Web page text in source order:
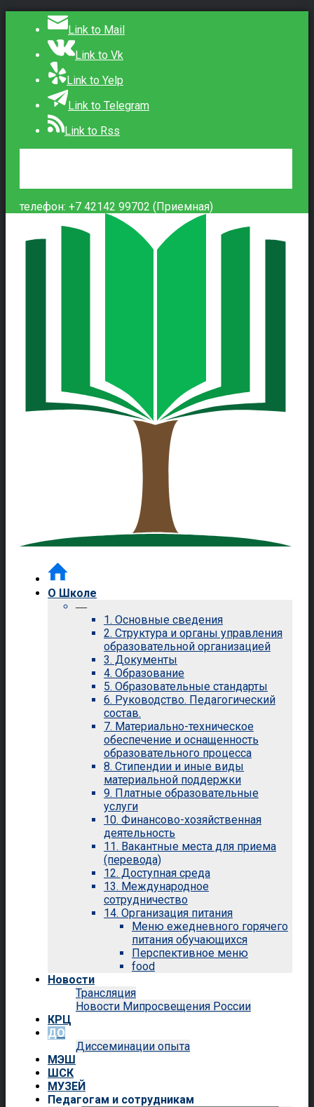
Link to Mail
Link to Vk
Link to Yelp
Link to Telegram
Link to Rss
телефон: +7 42142 99702 (Приемная)
О Школе
—
1. Основные сведения
2. Структура и органы управления
образовательной организацией
3. Документы
4. Образование
5. Образовательные стандарты
6. Руководство. Педагогический
состав.
7. Материально-техническое
обеспечение и оснащенность
образовательного процесса
8. Стипендии и иные виды
материальной поддержки
9. Платные образовательные
услуги
10. Финансово-хозяйственная
деятельность
11. Вакантные места для приема
(перевода)
12. Доступная среда
13. Международное
сотрудничество
14. Организация питания
Меню ежедневного горячего
питания обучающихся
Перспективное меню
food
Новости
Трансляция
Новости Мипросвещения России
КРЦ
ДО
Диссеминации опыта
МЭШ
ШСК
МУЗЕЙ
Педагогам и сотрудникам